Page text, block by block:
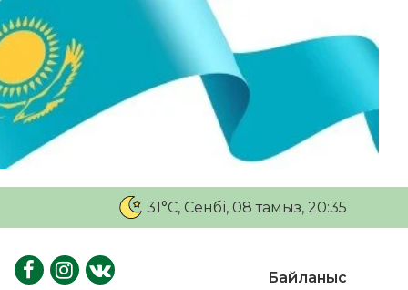
31°C, Сенбі, 08 тамыз, 20:35
Байланыс